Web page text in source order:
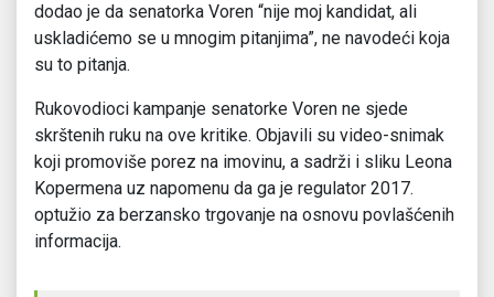
dodao je da senatorka Voren “nije moj kandidat, ali
uskladićemo se u mnogim pitanjima”, ne navodeći koja
su to pitanja.
Rukovodioci kampanje senatorke Voren ne sjede
skrštenih ruku na ove kritike. Objavili su video-snimak
koji promoviše porez na imovinu, a sadrži i sliku Leona
Kopermena uz napomenu da ga je regulator 2017.
optužio za berzansko trgovanje na osnovu povlašćenih
informacija.